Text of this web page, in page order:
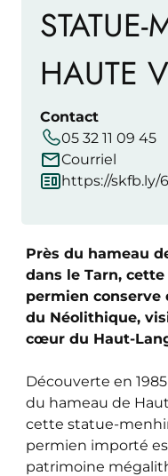
HAUTE
Contact
05 32 11 09 45
Courriel
https://skfb.ly/
Près du hameau
dans le Tarn,
permien conserve
du Néolithique,
cœur du Haut-
Découverte en
du hameau de
cette statue-
permien importé
patrimoine